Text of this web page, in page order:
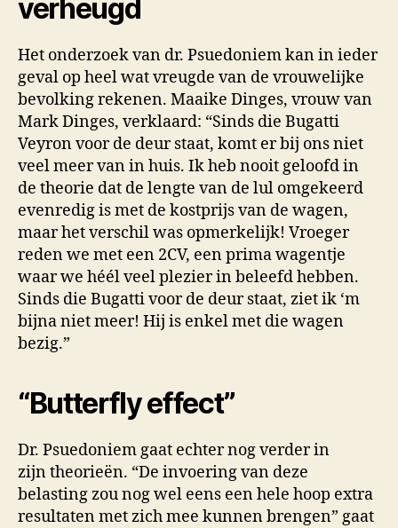
verheugd
Het onderzoek van dr. Psuedoniem kan in ieder
geval op heel wat vreugde van de vrouwelijke
bevolking rekenen. Maaike Dinges, vrouw van
Mark Dinges, verklaard: “Sinds die Bugatti
Veyron voor de deur staat, komt er bij ons niet
veel meer van in huis. Ik heb nooit geloofd in
de theorie dat de lengte van de lul omgekeerd
evenredig is met de kostprijs van de wagen,
maar het verschil was opmerkelijk! Vroeger
reden we met een 2CV, een prima wagentje
waar we héél veel plezier in beleefd hebben.
Sinds die Bugatti voor de deur staat, ziet ik ‘m
bijna niet meer! Hij is enkel met die wagen
bezig.”
“Butterfly effect”
Dr. Psuedoniem gaat echter nog verder in
zijn theorieën. “De invoering van deze
belasting zou nog wel eens een hele hoop extra
resultaten met zich mee kunnen brengen” gaat